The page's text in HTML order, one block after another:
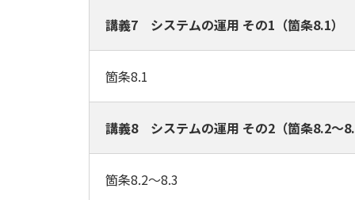
講義7 システムの運用 その1（箇条8.1）
箇条8.1
講義8 システムの運用 その2（箇条8.2～
箇条8.2～8.3